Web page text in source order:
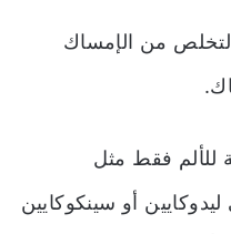
من الإمساك
للألم فقط مثل
أو سينكوكايين